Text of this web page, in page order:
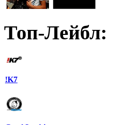
Топ-Лейбл:
!K7